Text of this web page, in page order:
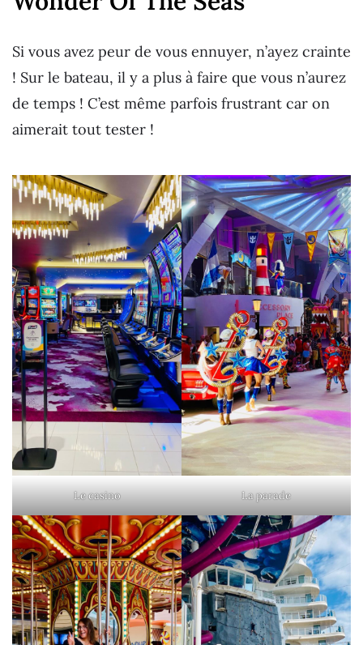
Si vous avez peur de vous ennuyer, n’ayez crainte
! Sur le bateau, il y a plus à faire que vous n’aurez
de temps ! C’est même parfois frustrant car on
aimerait tout tester !
Le casino La parade